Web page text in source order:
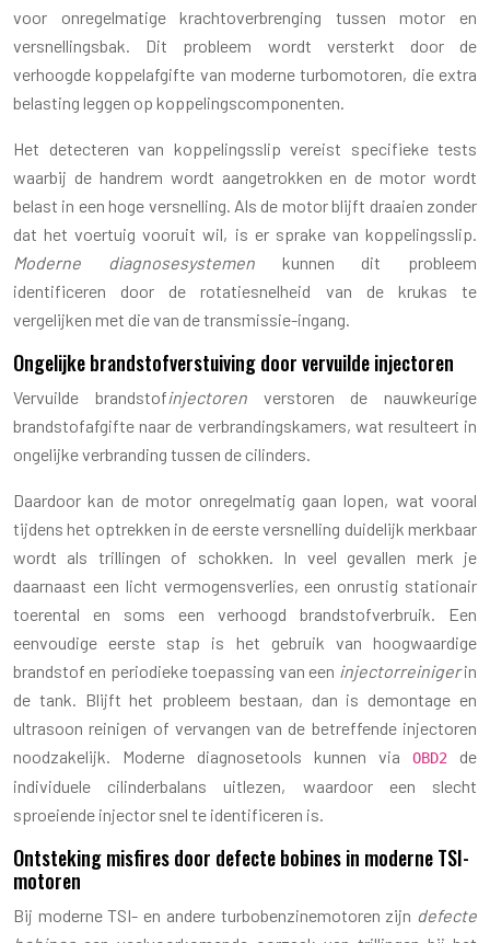
voor onregelmatige krachtoverbrenging tussen motor en
versnellingsbak. Dit probleem wordt versterkt door de
verhoogde koppelafgifte van moderne turbomotoren, die extra
belasting leggen op koppelingscomponenten.
Het detecteren van koppelingsslip vereist specifieke tests
waarbij de handrem wordt aangetrokken en de motor wordt
belast in een hoge versnelling. Als de motor blijft draaien zonder
dat het voertuig vooruit wil, is er sprake van koppelingsslip.
Moderne diagnosesystemenkunnen dit probleem
identificeren door de rotatiesnelheid van de krukas te
vergelijken met die van de transmissie-ingang.
Ongelijke brandstofverstuiving door vervuilde injectoren
Vervuilde brandstofinjectorenverstoren de nauwkeurige
brandstofafgifte naar de verbrandingskamers, wat resulteert in
ongelijke verbranding tussen de cilinders.
Daardoor kan de motor onregelmatig gaan lopen, wat vooral
tijdens het optrekken in de eerste versnelling duidelijk merkbaar
wordt als trillingen of schokken. In veel gevallen merk je
daarnaast een licht vermogensverlies, een onrustig stationair
toerental en soms een verhoogd brandstofverbruik. Een
eenvoudige eerste stap is het gebruik van hoogwaardige
brandstof en periodieke toepassing van een injectorreinigerin
de tank. Blijft het probleem bestaan, dan is demontage en
ultrasoon reinigen of vervangen van de betreffende injectoren
noodzakelijk. Moderne diagnosetools kunnen via OBD2
de
individuele cilinderbalans uitlezen, waardoor een slecht
sproeiende injector snel te identificeren is.
Ontsteking misfires door defecte bobines in moderne TSI-
motoren
Bij moderne TSI- en andere turbobenzinemotoren zijn defecte